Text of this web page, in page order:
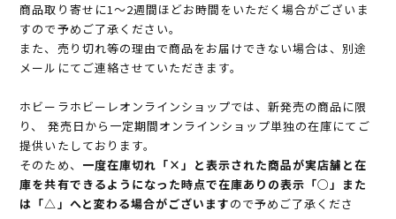
商品取り寄せに1～2週間ほどお時間をいただく場合がございま
すので予めご了承ください。
また、売り切れ等の理由で商品をお届けできない場合は、別途
メールにてご連絡させていただきます。
ホビーラホビーレオンラインショップでは、新発売の商品に限
り、 発売日から一定期間オンラインショップ単独の在庫にてご
提供いたしております。
そのため、 一度在庫切れ「×」と表示された商品が実店舗と在
庫を共有できるようになった時点で在庫ありの表示「○」また
は「△」へと変わる場合がございますので予めご了承くださ